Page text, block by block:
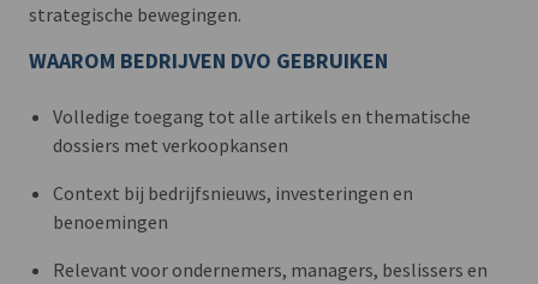
strategische bewegingen.
WAAROM BEDRIJVEN DVO GEBRUIKEN
Volledige toegang tot alle artikels en thematische
dossiers met verkoopkansen
Context bij bedrijfsnieuws, investeringen en
benoemingen
Relevant voor ondernemers, managers, beslissers en